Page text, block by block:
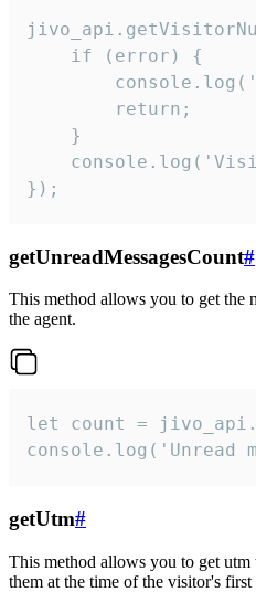
    if (error) {
        return;
    }
});
getUnreadMessagesCount#
This method allows you to get the
the agent.
let count =
console.log('Unread
getUtm#
This method allows you to get
them at the time of the visitor's first